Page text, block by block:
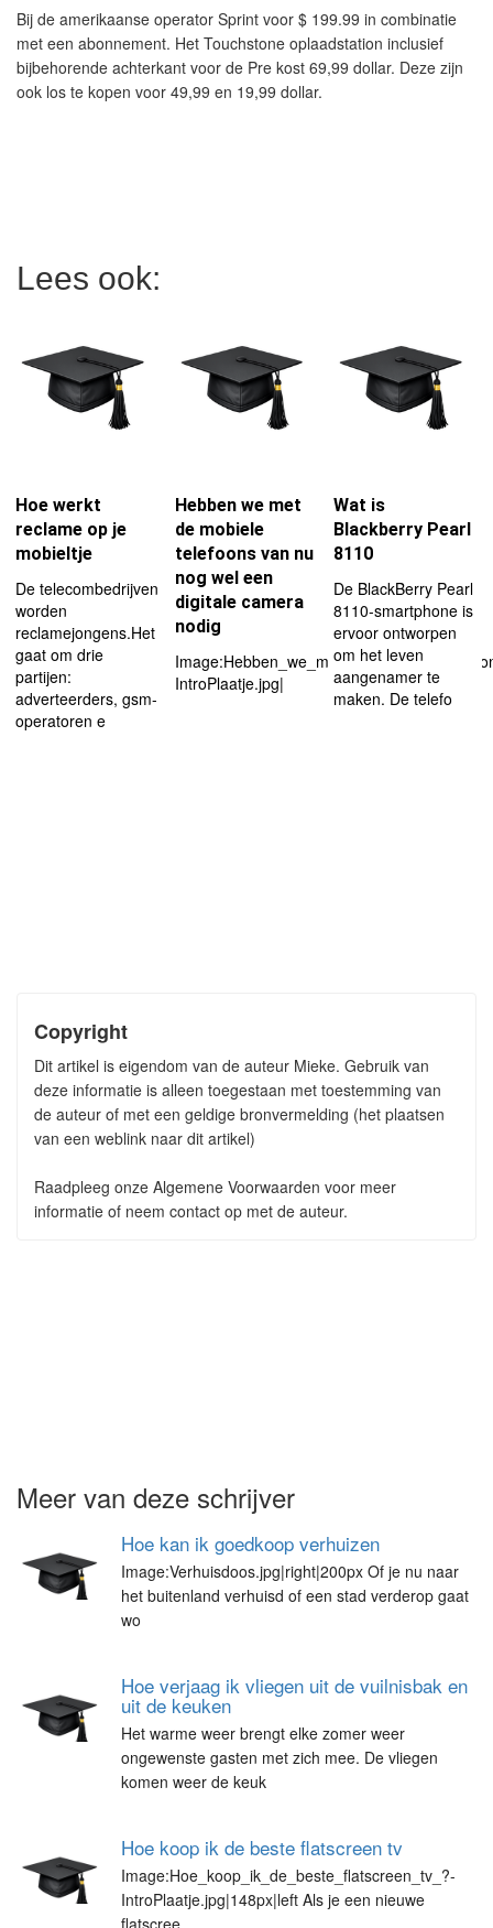
Bij de amerikaanse operator Sprint voor $ 199.99 in combinatie
met een abonnement. Het Touchstone oplaadstation inclusief
bijbehorende achterkant voor de Pre kost 69,99 dollar. Deze zijn
ook los te kopen voor 49,99 en 19,99 dollar.
Lees ook:
Hoe werkt
reclame op je
mobieltje
De telecombedrijven
worden
reclamejongens.Het
gaat om drie
partijen:
adverteerders, gsm-
operatoren e
Hebben we met
de mobiele
telefoons van nu
nog wel een
digitale camera
nodig
IntroPlaatje.jpg|
Wat is
Blackberry Pearl
8110
De BlackBerry Pearl
8110-smartphone is
ervoor ontworpen
om het leven
aangenamer te
maken. De telefo
Copyright
Dit artikel is eigendom van de auteur Mieke. Gebruik van
deze informatie is alleen toegestaan met toestemming van
de auteur of met een geldige bronvermelding (het plaatsen
van een weblink naar dit artikel)
Raadpleeg onze Algemene Voorwaarden voor meer
informatie of neem contact op met de auteur.
Meer van deze schrijver
Hoe kan ik goedkoop verhuizen
Image:Verhuisdoos.jpg|right|200px Of je nu naar
het buitenland verhuisd of een stad verderop gaat
wo
Hoe verjaag ik vliegen uit de vuilnisbak en
uit de keuken
Het warme weer brengt elke zomer weer
ongewenste gasten met zich mee. De vliegen
komen weer de keuk
Hoe koop ik de beste flatscreen tv
Image:Hoe_koop_ik_de_beste_flatscreen_tv_?-
IntroPlaatje.jpg|148px|left Als je een nieuwe
flatscree